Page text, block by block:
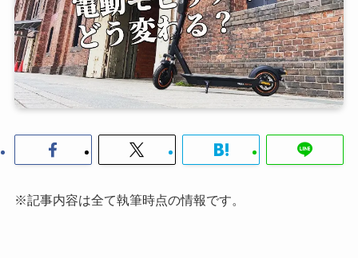
※記事内容は全て執筆時点の情報です。